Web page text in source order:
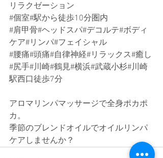
リラクゼーション
#個室#駅から徒歩10分圏内
#肩甲骨#ヘッドスパ#デコルテ#ボディ
ケア#リンパ#フェイシャル
#腰痛#頭痛#自律神経#リラックス#癒し
#尻手#川崎#鶴見#横浜#武蔵小杉#川崎
駅西口徒歩7分
アロマリンパマッサージで全身ポカポ
カ。
季節のブレンドオイルでオイルリンパ
ケアしませんか？